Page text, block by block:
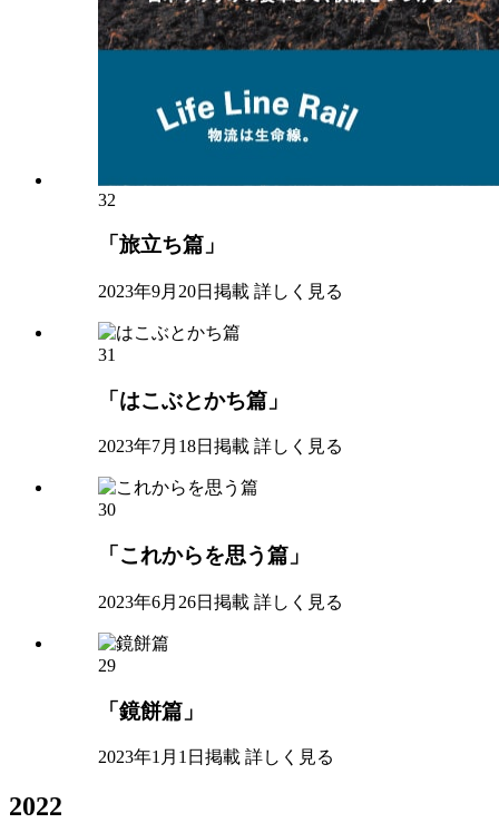
32
「旅立ち篇」
2023年9月20日掲載 詳しく見る
31
「はこぶとかち篇」
2023年7月18日掲載 詳しく見る
30
「これからを思う篇」
2023年6月26日掲載 詳しく見る
29
「鏡餅篇」
2023年1月1日掲載 詳しく見る
2022